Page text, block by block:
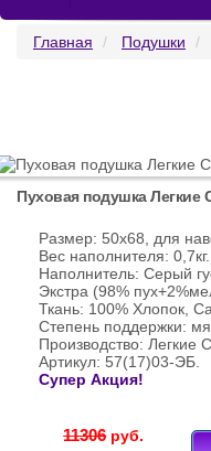
Главная Подушки
Пуховая подушка Легкие
Размер: 50х68, для
Вес наполнителя: 0,7кг.
Наполнитель: Серый
Экстра (98%
Ткань: 100% Хлопок,
Степень поддержки:
Производство: Легкие
Артикул: 57(17)03-ЭБ.
Супер Акция!
11306руб.